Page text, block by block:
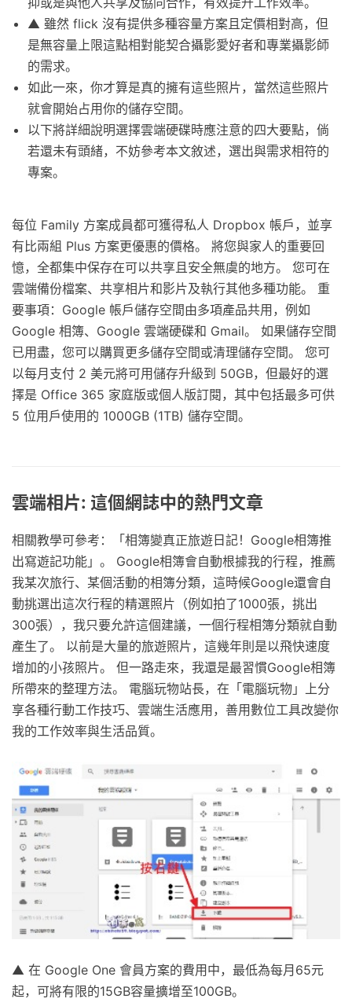
▲ 雖然 flick 沒有提供多種容量方案且定價相對高，但
是無容量上限這點相對能契合攝影愛好者和專業攝影師
的需求。
如此一來，你才算是真的擁有這些照片，當然這些照片
就會開始占用你的儲存空間。
以下將詳細說明選擇雲端硬碟時應注意的四大要點，倘
若還未有頭緒，不妨參考本文敘述，選出與需求相符的
專案。
每位 Family 方案成員都可獲得私人 Dropbox 帳戶，並享
有比兩組 Plus 方案更優惠的價格。 將您與家人的重要回
憶，全都集中保存在可以共享且安全無虞的地方。 您可在
雲端備份檔案、共享相片和影片及執行其他多種功能。 重
要事項：Google 帳戶儲存空間由多項產品共用，例如
Google 相簿、Google 雲端硬碟和 Gmail。 如果儲存空間
已用盡，您可以購買更多儲存空間或清理儲存空間。 您可
以每月支付 2 美元將可用儲存升級到 50GB，但最好的選
擇是 Office 365 家庭版或個人版訂閱，其中包括最多可供
5 位用戶使用的 1000GB (1TB) 儲存空間。
雲端相片: 這個網誌中的熱門文章
相關教學可參考：「相簿變真正旅遊日記！Google相簿推
出寫遊記功能」。 Google相簿會自動根據我的行程，推薦
我某次旅行、某個活動的相簿分類，這時候Google還會自
動挑選出這次行程的精選照片（例如拍了1000張，挑出
300張），我只要允許這個建議，一個行程相簿分類就自動
產生了。 以前是大量的旅遊照片，這幾年則是以飛快速度
增加的小孩照片。 但一路走來，我還是最習慣Google相簿
所帶來的整理方法。 電腦玩物站長，在「電腦玩物」上分
享各種行動工作技巧、雲端生活應用，善用數位工具改變你
我的工作效率與生活品質。
▲ 在 Google One 會員方案的費用中，最低為每月65元
起，可將有限的15GB容量擴增至100GB。